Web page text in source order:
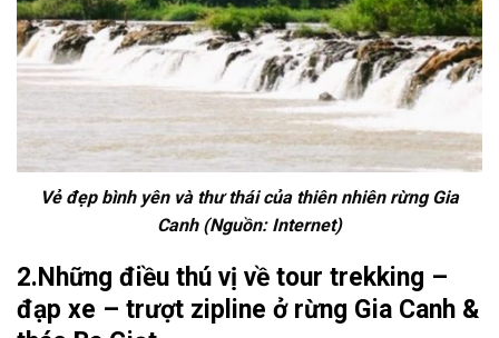
Vẻ đẹp bình yên và thư thái của thiên nhiên rừng Gia
Canh (Nguồn: Internet)
2.Những điều thú vị về tour trekking –
đạp xe – trượt zipline ở rừng Gia Canh &